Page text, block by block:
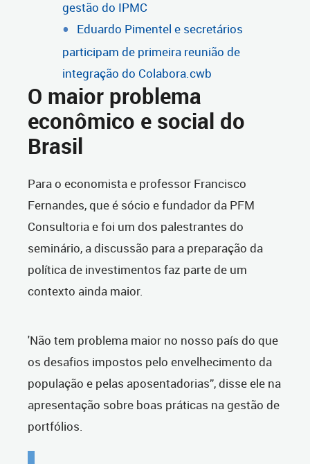
gestão do IPMC
Eduardo Pimentel e secretários
participam de primeira reunião de
integração do Colabora.cwb
O maior problema
econômico e social do
Brasil
Para o economista e professor Francisco
Fernandes, que é sócio e fundador da PFM
Consultoria e foi um dos palestrantes do
seminário, a discussão para a preparação da
política de investimentos faz parte de um
contexto ainda maior.
'Não tem problema maior no nosso país do que
os desafios impostos pelo envelhecimento da
população e pelas aposentadorias”, disse ele na
apresentação sobre boas práticas na gestão de
portfólios.